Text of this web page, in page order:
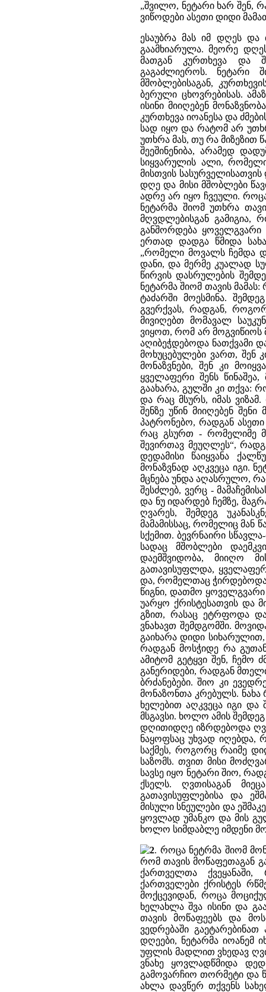
„შვილო, ნეტარი ხარ შენ,
ვიწოდები ასეთი დიდი
ესაუბრა მას იმ დღეს
გაამხიარულა. მეორე
მათგან კურთხევა და
გაგაძლიეროს. ნეტარი
მშობლებისაგან,
ბერული ცხოვრებისას.
ისინი მიიღებენ
კურთხევა იოანესა და
სად იყო და რატომ არ
უთხრა მას, თუ რა
შეეშინენიბა, არამედ
სიყვარულის ალი,
მისთვის
დღე და მისი მშობლები
ადრე არ იყო ჩვეული. როცა
ნეტარმა შიომ უთხრა
მღვდლებისგან გამიგია,
განშორდება ყოველგვარი
ერთად დადგა წმიდა
„რომელი მოვალს ჩემდა
დანი, და მერმე კუალად
წირვის დასრულების
ნეტარმა შიომ თავის
ტაძარში მოესმინა.
გვერქვას, რადგან,
მივიღებთ მომავალ
ვიყოთ, რომ არ მოგვიწიოს
აღიბეჭდებოდა ნათქვამი
მოხუცებულები ვართ, შენ
მონაზვნები, შენ კი
ყველაფერი შენს
გაახარა, გულში კი თქვა:
და რაც მსურს, იმას
შენზე უწინ მიიღებენ
პატრონებო, რადგან
რაც გსურთ - რომელიმე
შევირთავ მეუღლეს“,
დედამისი წაიყვანა
მონაზვნად აღკვეცა იგი.
მცნება უნდა აღასრულო,
შესძლებ, ვერც -
და ნუ იდარდებ ჩემზე,
ღვარეს, შემდეგ
მამამისსაც, რომელიც მან
სქემით. ბევრნაირი
სადაც მშობლები
დაემშვიდობა, მიიღო
გათავისუფლდა,
და, რომელთაც
წიგნი, დათმო ყოველგვარი
უარყო ქრისტესათვის და
გზით, რასაც ეტრფოდა
ვნახავთ შემდგომში.
გაიხარა დიდი
რადგან მოსჭიდე რა
ამიტომ გეტყვი შენ,
განერიდები, რადგან
ბრძანებები. შიო კი
მონაზონთა კრებულს. ნახა
ხელებით აღკვეცა იგი და
მსგავსი. ხოლო ამის
დღითიდღე იზრდებოდა
ნაყოფსაც უხვად იღებდა,
საქმეს, როგორც რაიმე
საზომს. თვით მისი
სავსე იყო ნეტარი შიო,
ქსელს. ღვთისაგან
გათავისუფლებისა და
მისული სნეულები და
ყოვლად უმანკო და მის
ხოლო სიმდაბლე იმდენი
2. როცა ნეტრმა შიომ
რომ თავის მოწაფეთაგან
ქართველთა ქვეყანაში,
ქართველები ქრისტეს
მოქცევიდან, როცა
ხელახლა შვა ისინი და
თავის მოწაფეებს და
ვედრებაში
დღეები, ნეტარმა იოანემ
უფლის მადლით ვხედავ
ვნახე ყოვლადწმიდა
გამოვარჩიო თორმეტი და
ახლა დავწერ თქვენს